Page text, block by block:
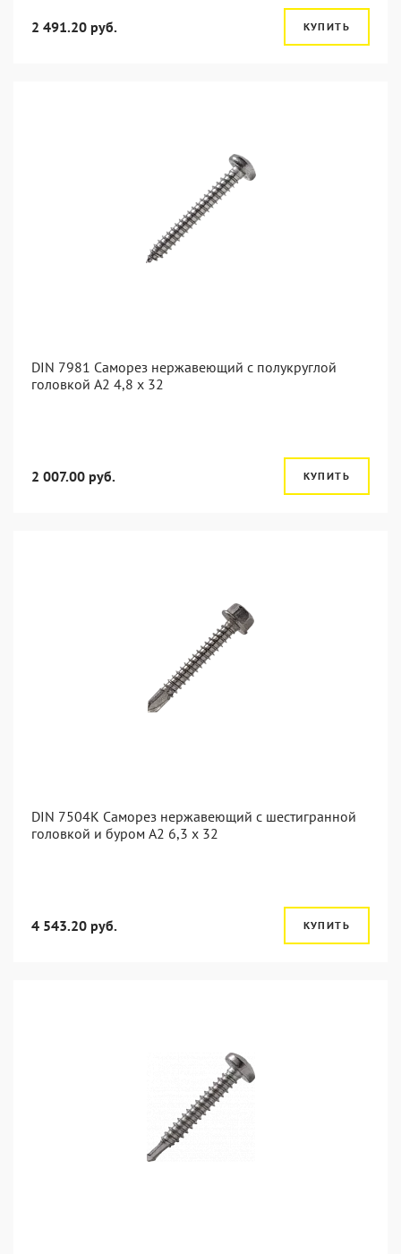
2 491.20 руб. КУПИТЬ
DIN 7981 Саморез нержавеющий с полукруглой
головкой А2 4,8 x 32
2 007.00 руб. КУПИТЬ
DIN 7504K Саморез нержавеющий с шестигранной
головкой и буром A2 6,3 x 32
4 543.20 руб. КУПИТЬ